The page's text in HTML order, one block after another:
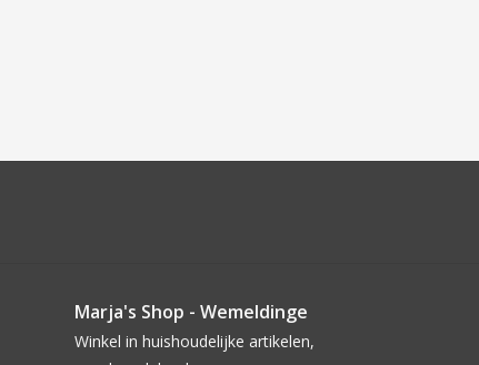
Marja's Shop - Wemeldinge
Winkel in huishoudelijke artikelen,